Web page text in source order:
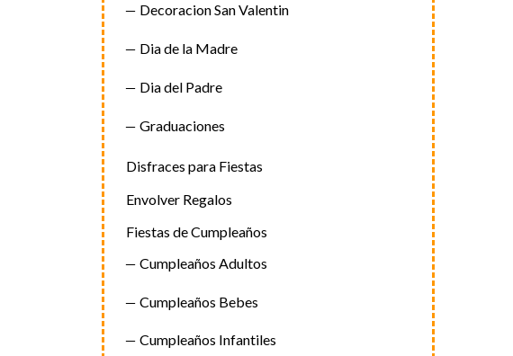
Decoracion San Valentin
Dia de la Madre
Dia del Padre
Graduaciones
Disfraces para Fiestas
Envolver Regalos
Fiestas de Cumpleaños
Cumpleaños Adultos
Cumpleaños Bebes
Cumpleaños Infantiles